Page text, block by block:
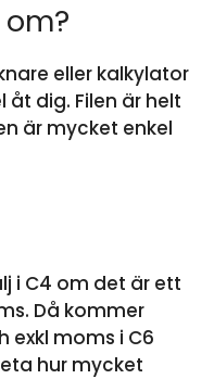
eller kalkylator
åt dig. Filen är helt
är mycket enkel
i C4 om det är ett
Då kommer
exkl moms i C6
hur mycket